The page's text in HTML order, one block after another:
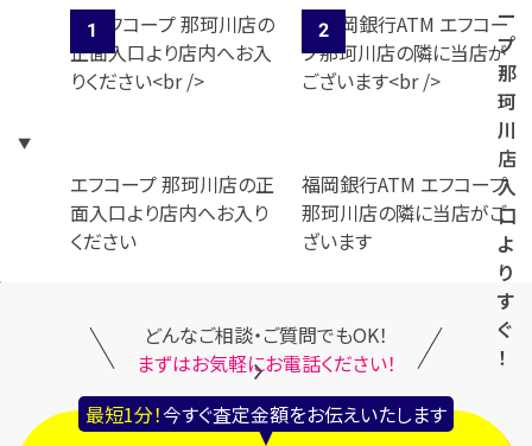
ー
プ
那
珂
川
店
入
口
よ
り
す
ぐ
！
エフコープ 那珂川店の正
面入口より店内へお入り
ください
福岡銀行ATM エフコープ
那珂川店の隣に当店がご
ざいます
どんなご相談・ご質問でもOK！
まずはお気軽にお電話ください！
最短1分！今すぐ査定金額をお伝えいたします